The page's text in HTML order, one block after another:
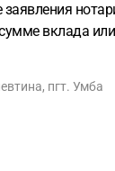
вклада или
, пгт. Умба